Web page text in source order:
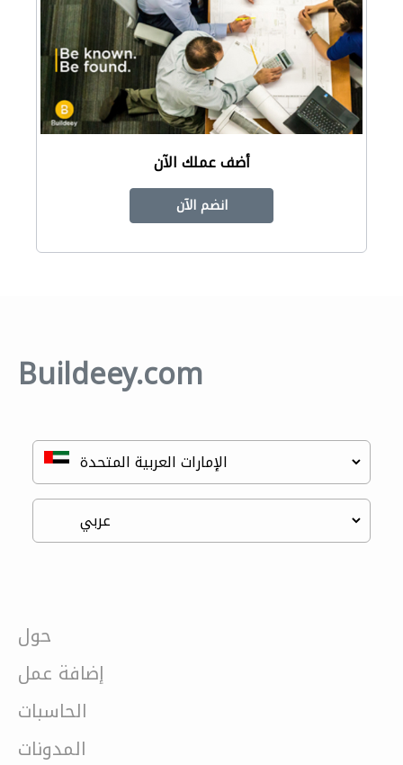
أضف عملك الآن
انضم الآن
Buildeey.com
حول
إضافة عمل
الحاسبات
المدونات